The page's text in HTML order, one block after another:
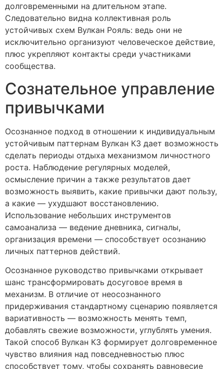
долговременными на длительном этапе.
Следовательно видна коллективная роль
устойчивых схем Вулкан Рояль: ведь они не
исключительно организуют человеческое действие,
плюс укрепляют контакты среди участниками
сообщества.
Сознательное управление
привычками
Осознанное подход в отношении к индивидуальным
устойчивым паттернам Вулкан КЗ дает возможность
сделать периоды отдыха механизмом личностного
роста. Наблюдение регулярных моделей,
осмысление причин а также результатов дает
возможность выявить, какие привычки дают пользу,
а какие — ухудшают восстановлению.
Использование небольших инструментов
самоанализа — ведение дневника, сигналы,
организация времени — способствует осознанию
личных паттернов действий.
Осознанное руководство привычками открывает
шанс трансформировать досуговое время в
механизм. В отличие от неосознанного
придерживания стандартному сценарию появляется
вариативность — возможность менять темп,
добавлять свежие возможности, углублять умения.
Такой способ Вулкан КЗ формирует долговременное
чувство влияния над повседневностью плюс
способствует тому, чтобы сохранять равновесие